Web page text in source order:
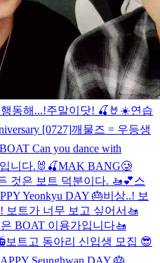
동해...!주말이닷! 🍒🤘☀️연습
[0727]깨물즈 = 우등생
BOAT Can you dance with
니다.🐰🍒MAK BANG🥲
것은 보트 덕분이다. 🚤💕스
Yeonkyu DAY 🎂비상..! 보
보트가 너무 보고 싶어서🚤
BOAT 이용가입니다🚤
보트고 동아리 신입생 모집 😎
Seunghwan DAY 🎂